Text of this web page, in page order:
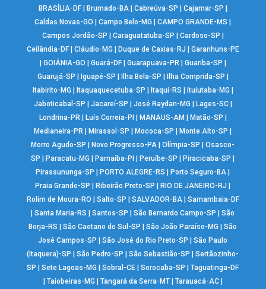
BRASÍLIA-DF| Brumado-BA| Cabreúva-SP Cajamar-SP
Caldas Novas-GO
|Campo Belo-MG |CAMPO GRANDE-MS
Campos Jordão-SP
Caraguatatuba-SP Cardoso-SP
Ceilândia-DF| Cláudio-MG Duque de Caxias-RJ
Garanhuns-PE
GOIÂNIA-GO Guará-DF| Guarapuava-PR| Guariba-SP
Guarujá-SP
Iguapé-SP Ilha Bela-SP Ilha Comprida-SP
Itabirito-MG
Itaquaquecetuba-SP Itaqui-RS Ituiutaba-MG
Jaboticabal-SP
Jacareí-SP José Raydan-MG Lages-SC|
Londrina-PR| Luís Correia-PI MANAUS-AM Matão-SP
Medianeira-PR
Mirassol-SP Mococa-SP Monte Alto-SP
Morro Agudo-SP
Novo Progresso-PA |Olímpia-SP |Osasco-
SP
Paracatu-MG Parnaíba-PI Peruíbe-SP Piracicaba-SP
Pirassununga-SP
PORTO ALEGRE-RS Porto Seguro-BA
Praia Grande-SP
Ribeirão Preto-SP RIO DE JANEIRO-RJ
Rolim de Moura-RO
Salto-SP SALVADOR-BA| Samambaia-DF
|Santa Maria-RS |Santos-SP |São Bernardo Campo-SP |São
Borja-RS
|São Caetano do Sul-SP |São João Paraíso-MG |São
José Campos-SP
|São José do Rio Preto-SP |São Paulo
(Itaquera)-SP
|São Pedro-SP |São Sebastião-SP |Sertãozinho-
SP
|Sete Lagoas-MG |Sobral-CE |Sorocaba-SP |Taguatinga-DF
Taiobeiras-MG Tangará da Serra-MT| Tarauacá-AC|